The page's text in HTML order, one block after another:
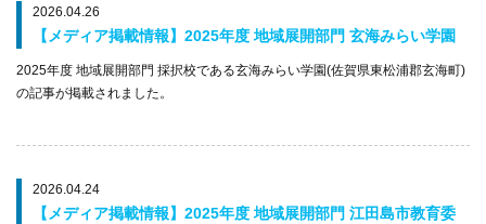
2026.04.26
【メディア掲載情報】2025年度 地域展開部門 玄海みらい学園
2025年度 地域展開部門 採択校である玄海みらい学園(佐賀県東松浦郡玄海町)
の記事が掲載されました。
2026.04.24
【メディア掲載情報】2025年度 地域展開部門 江田島市教育委